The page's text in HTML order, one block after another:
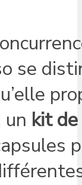
se
kit